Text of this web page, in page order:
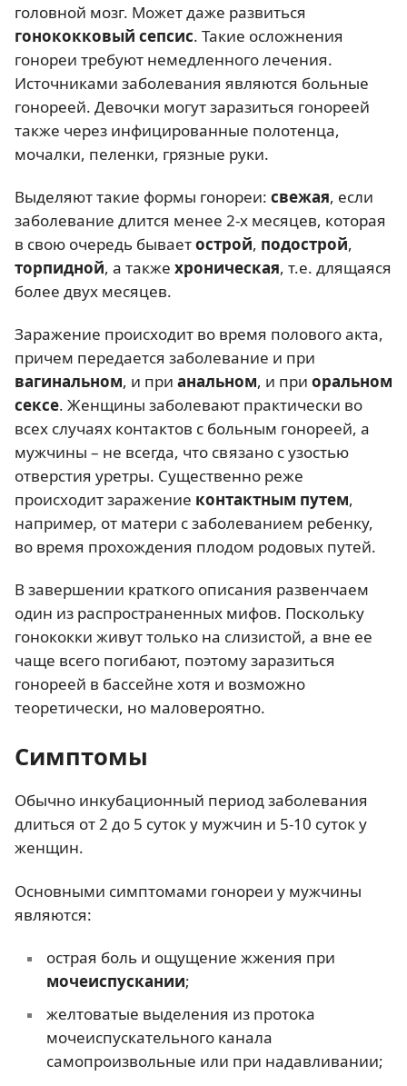
головной мозг. Может даже развиться
гонококковый сепсис. Такие осложнения
гонореи требуют немедленного лечения.
Источниками заболевания являются больные
гонореей. Девочки могут заразиться гонореей
также через инфицированные полотенца,
мочалки, пеленки, грязные руки.
Выделяют такие формы гонореи: свежая, если
заболевание длится менее 2-х месяцев, которая
в свою очередь бываетострой, подострой,
торпидной, а также хроническая, т.е. длящаяся
более двух месяцев.
Заражение происходит во время полового акта,
причем передается заболевание и при
вагинальном, и при анальном, и при оральном
сексе. Женщины заболевают практически во
всех случаях контактов с больным гонореей, а
мужчины – не всегда, что связано с узостью
отверстия уретры. Существенно реже
происходит заражение контактным путем,
например, от матери с заболеванием ребенку,
во время прохождения плодом родовых путей.
В завершении краткого описания развенчаем
один из распространенных мифов. Поскольку
гонококки живут только на слизистой, а вне ее
чаще всего погибают, поэтому заразиться
гонореей в бассейне хотя и возможно
теоретически, но маловероятно.
Симптомы
Обычно инкубационный период заболевания
длиться от 2 до 5 суток у мужчин и 5-10 суток у
женщин.
Основными симптомами гонореи у мужчины
являются:
острая боль и ощущение жжения при
мочеиспускании;
желтоватые выделения из протока
мочеиспускательного канала
самопроизвольные или при надавливании;